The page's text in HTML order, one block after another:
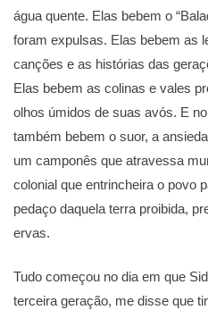
água quente. Elas bebem o
foram expulsas. Elas bebem as
canções e as histórias das
Elas bebem as colinas e vales
olhos úmidos de suas avós. E
também bebem o suor, a
um camponês que atravessa
colonial que entrincheira o povo
pedaço daquela terra proibida,
ervas.
Tudo começou no dia em que
terceira geração, me disse que